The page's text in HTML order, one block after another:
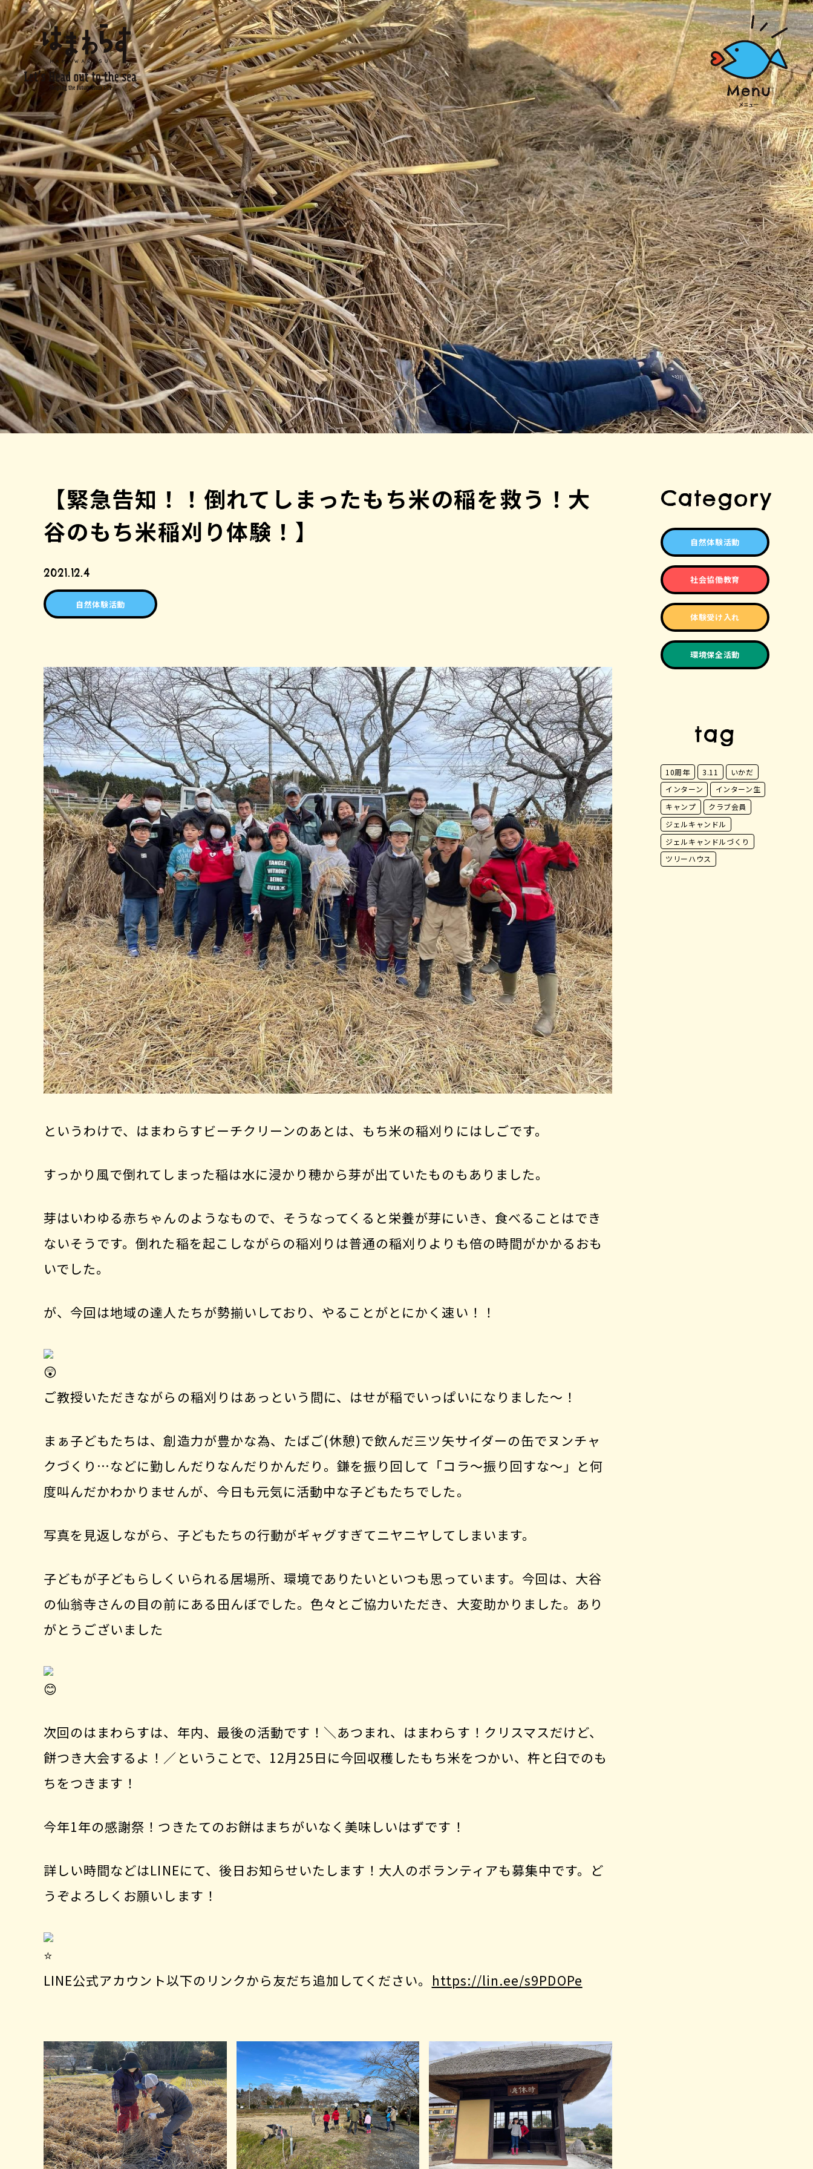
【緊急告知！！倒れてしまったもち米の稲を救う！大
谷のもち米稲刈り体験！】
2021.12.4
自然体験活動
というわけで、はまわらすビーチクリーンのあとは、もち米の稲刈りにはしごです。
すっかり風で倒れてしまった稲は水に浸かり穂から芽が出ていたものもありました。
芽はいわゆる赤ちゃんのようなもので、そうなってくると栄養が芽にいき、食べることはでき
ないそうです。倒れた稲を起こしながらの稲刈りは普通の稲刈りよりも倍の時間がかかるおも
いでした。
が、今回は地域の達人たちが勢揃いしており、やることがとにかく速い！！
ご教授いただきながらの稲刈りはあっという間に、はせが稲でいっぱいになりました～！
まぁ子どもたちは、創造力が豊かな為、たばご(休憩)で飲んだ三ツ矢サイダーの缶でヌンチャ
クづくり…などに勤しんだりなんだりかんだり。鎌を振り回して「コラ～振り回すな～」と何
度叫んだかわかりませんが、今日も元気に活動中な子どもたちでした。
写真を見返しながら、子どもたちの行動がギャグすぎてニヤニヤしてしまいます。
子どもが子どもらしくいられる居場所、環境でありたいといつも思っています。今回は、大谷
の仙翁寺さんの目の前にある田んぼでした。色々とご協力いただき、大変助かりました。あり
がとうございました
次回のはまわらすは、年内、最後の活動です！＼あつまれ、はまわらす！クリスマスだけど、
餅つき大会するよ！／ということで、12月25日に今回収穫したもち米をつかい、杵と臼でのも
ちをつきます！
今年1年の感謝祭！つきたてのお餅はまちがいなく美味しいはずです！
詳しい時間などはLINEにて、後日お知らせいたします！大人のボランティアも募集中です。ど
うぞよろしくお願いします！
LINE公式アカウント以下のリンクから友だち追加してください。 https://lin.ee/s9PDOPe
Category
自然体験活動
社会協働教育
体験受け入れ
環境保全活動
tag
10周年 3.11
いかだ
インターン
インターン生
キャンプ
クラブ会員
ジェルキャンドル
ジェルキャンドルづくり
ツリーハウス